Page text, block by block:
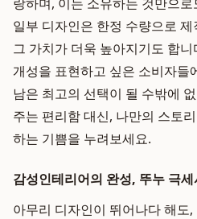
일부 디자인은 한정 수량으로
그 가치가 더욱 높아지기도 합
개성을 표현하고 싶은 소비자들
남은 최고의 선택이 될 수밖에
주는 편리함 대신, 나만의 스토
하는 기쁨을 누려보세요.
감성인테리어의 완성, 뚜누 극
아무리 디자인이 뛰어나다 해도